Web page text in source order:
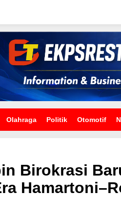
Olahraga Politik Otomotif
Birokrasi